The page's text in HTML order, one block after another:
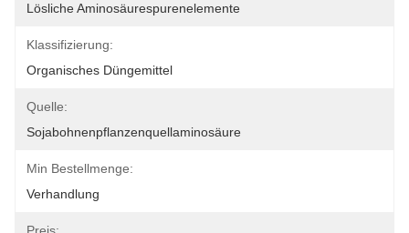
Lösliche Aminosäurespurenelemente
Klassifizierung:
Organisches Düngemittel
Quelle:
Sojabohnenpflanzenquellaminosäure
Min Bestellmenge:
Verhandlung